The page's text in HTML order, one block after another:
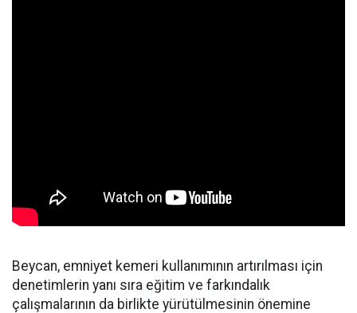
Beycan, emniyet kemeri kullanımının artırılması için
denetimlerin yanı sıra eğitim ve farkındalık
çalışmalarının da birlikte yürütülmesinin önemine